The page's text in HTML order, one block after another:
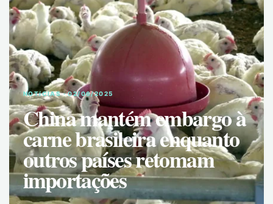
NOTíCIAS · 02/06/2025
China mantém embargo à
carne brasileira enquanto
outros países retomam
importações